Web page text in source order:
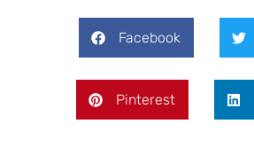
Facebook
Pinterest